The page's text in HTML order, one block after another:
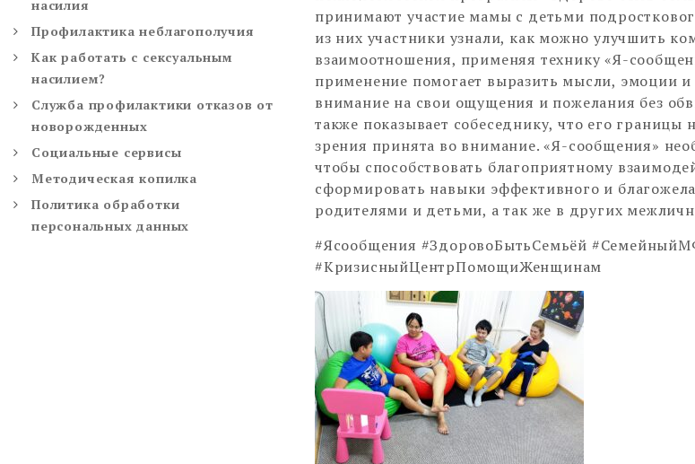
принимают участие мамы с детьми
из них участники узнали, как можно улучшить
взаимоотношения, применяя технику «Я-
применение помогает выразить мысли, эмоции и
внимание на свои ощущения и пожелания без
также показывает собеседнику, что его границы
зрения принята во внимание. «Я-сообщения»
чтобы способствовать благоприятному
сформировать навыки эффективного и
родителями и детьми, а так же в других
#Ясообщения #ЗдоровоБытьСемьёй
#КризисныйЦентрПомощиЖенщинам
насилия
Профилактика неблагополучия
Как работать с сексуальным
насилием?
Служба профилактики отказов от
новорожденных
Социальные сервисы
Методическая копилка
Политика обработки
персональных данных